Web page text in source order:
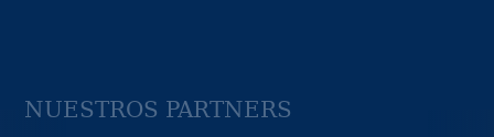
NUESTROS PARTNERS